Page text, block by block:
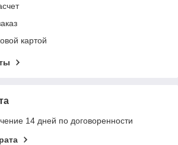
картой
14 дней по договоренности